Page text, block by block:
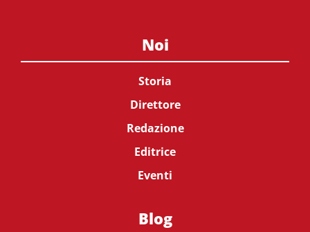
Noi
Storia
Direttore
Redazione
Editrice
Eventi
Blog